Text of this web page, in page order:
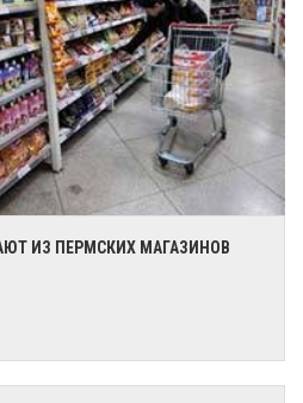
ИЗ ПЕРМСКИХ МАГАЗИНОВ